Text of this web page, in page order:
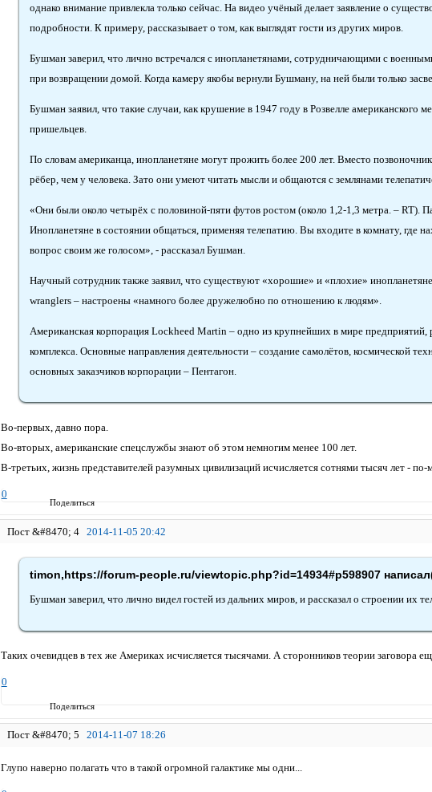
Поделиться
однако внимание привлекла только сейчас. На видео учёный делает заявление о
подробности. К примеру, рассказывает о том, как выглядят гости из других миров.
Бушман заверил, что лично встречался с инопланетянами, сотрудничающими с
при возвращении домой. Когда камеру якобы вернули Бушману, на ней были только
Бушман заявил, что такие случаи, как крушение в 1947 году в Розвелле американского
пришельцев.
По словам американца, инопланетяне могут прожить более 200 лет. Вместо
рёбер, чем у человека. Зато они умеют читать мысли и общаются с землянами
«Они были около четырёх с половиной-пяти футов ростом (около 1,2-1,3 метра. – RT).
Инопланетяне в состоянии общаться, применяя телепатию. Вы входите в комнату, где
вопрос своим же голосом», - рассказал Бушман.
Научный сотрудник также заявил, что существуют «хорошие» и «плохие»
wranglers – настроены «намного более дружелюбно по отношению к людям».
Американская корпорация Lockheed Martin – одно из крупнейших в мире
комплекса. Основные направления деятельности – создание самолётов, космической
основных заказчиков корпорации – Пентагон.
Во-первых, давно пора.
Во-вторых, американские спецслужбы знают об этом немногим менее 100 лет.
В-третьих, жизнь представителей разумных цивилизаций исчисляется сотнями тысяч лет -
0
Поделиться
4 2014-11-05 20:42
timon,https://forum-people.ru/viewtopic.php?id=14934#p598907
Бушман заверил, что лично видел гостей из дальних миров, и рассказал о строении их
Таких очевидцев в тех же Америках исчисляется тысячами. А сторонников теории заговора
0
5 2014-11-07 18:26
Глупо наверно полагать что в такой огромной галактике мы одни...